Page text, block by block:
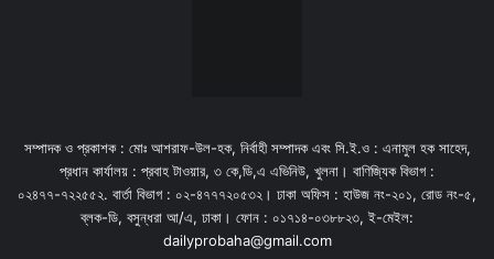
সম্পাদক ও প্রকাশক : মোঃ আশরাফ-উল-হক, নির্বাহী সম্পাদক এবং সি.ই.ও : এনামুল হক সাহেদ,
প্রধান কার্যালয় : প্রবাহ টাওয়ার, ৩ কে,ডি,এ এভিনিউ, খুলনা। বাণিজ্যিক বিভাগ :
০২৪৭৭-৭২২৫৫২. বার্তা বিভাগ : ০২-৪৭৭৭২০৫৩২। ঢাকা অফিস : হাউজ নং-২০১, রোড নং-৫,
ব্লক-ডি, বসুন্ধরা আ/এ, ঢাকা। ফোন : ০১৭১৪-০৩৮৮২৩, ই-মেইল:
dailyprobaha@gmail.com